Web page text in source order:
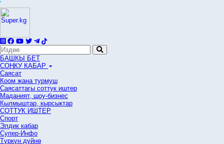
'
БАШКЫ БЕТ
СОҢКУ КАБАР
Саясат
Коом жана турмуш
Саясаттагы соттук иштер
Маданият, шоу-бизнес
Кылмыштар, кырсыктар
СОТТУК ИШТЕР
Спорт
Элдик кабар
Супер-Инфо
Түркүн дүйнө